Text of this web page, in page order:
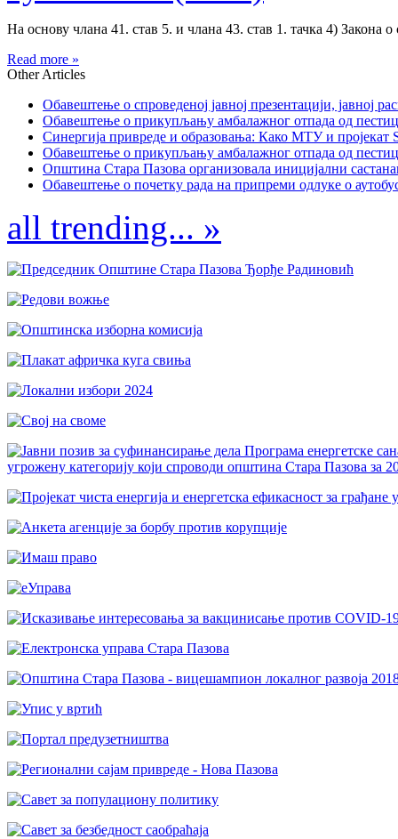
На основу члана 41. став 5. и члана 43. став 1. тачка 4) Закона
Read more »
Other Articles
Обавештење о спроведеној јавној презентацији, јавној
Обавештење о прикупљању амбалажног отпада од
Синергија привреде и образовања: Како МТУ и пројекат
Обавештење о прикупљању амбалажног отпада од
Општина Стара Пазова организовала иницијални
Обавештење о почетку рада на припреми одлуке о
all trending... »